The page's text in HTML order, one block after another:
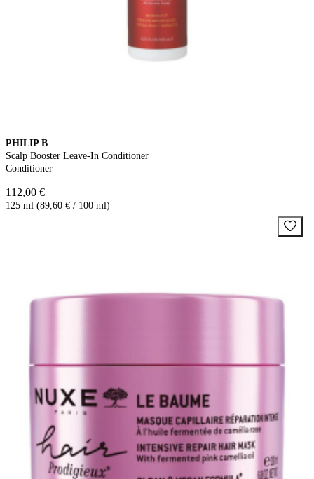
PHILIP B
Scalp Booster Leave-In Conditioner
Conditioner
112,00 €
125 ml (89,60 € / 100 ml)